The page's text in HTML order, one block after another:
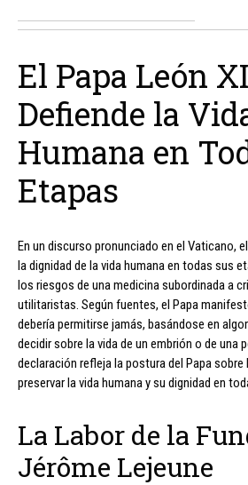
El Papa León
Defiende la
Humana en
Etapas
En un discurso pronunciado en el Vaticano,
la dignidad de la vida humana en todas sus
los riesgos de una medicina subordinada a
utilitaristas. Según fuentes, el Papa
debería permitirse jamás, basándose en
decidir sobre la vida de un embrión o de una
declaración refleja la postura del Papa sobre
preservar la vida humana y su dignidad en
La Labor de la
Jérôme Lejeune